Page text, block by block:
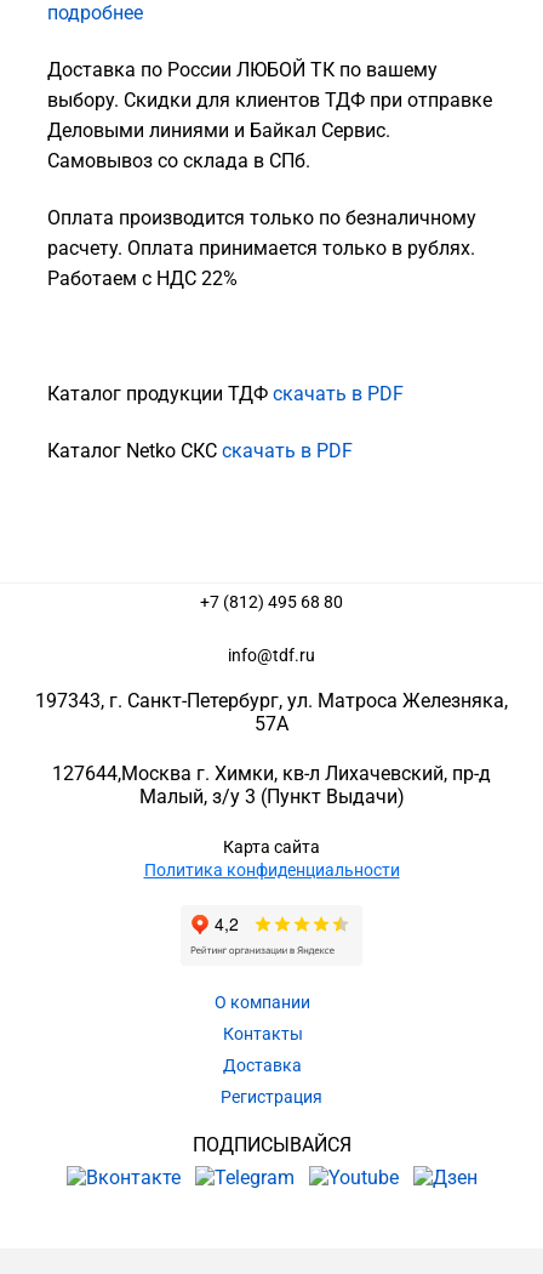
подробнее
Доставка по России ЛЮБОЙ ТК по вашему
выбору. Скидки для клиентов ТДФ при отправке
Деловыми линиями и Байкал Сервис.
Самовывоз со склада в СПб.
Оплата производится только по безналичному
расчету. Оплата принимается только в рублях.
Работаем с НДС 22%
Каталог продукции ТДФ скачать в PDF
Каталог Netko СКС скачать в PDF
+7 (812) 495 68 80
info@tdf.ru
197343, г. Санкт-Петербург, ул. Матроса Железняка,
57A
127644,Москва г. Химки, кв-л Лихачевский, пр-д
Малый, з/у 3 (Пункт Выдачи)
Карта сайта
Политика конфиденциальности
О компании
Контакты
Доставка
Регистрация
ПОДПИСЫВАЙСЯ